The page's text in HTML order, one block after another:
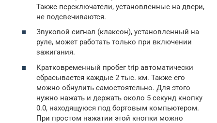
Также переключатели, установленные на двери,
не подсвечиваются.
Звуковой сигнал (клаксон), установленный на
руле, может работать только при включении
зажигания.
Кратковременный пробег trip автоматически
сбрасывается каждые 2 тыс. км. Также его
можно обнулить самостоятельно. Для этого
нужно нажать и держать около 5 секунд кнопку
0.0, находящуюся под бортовым компьютером.
При простом нажатии этой кнопки можно